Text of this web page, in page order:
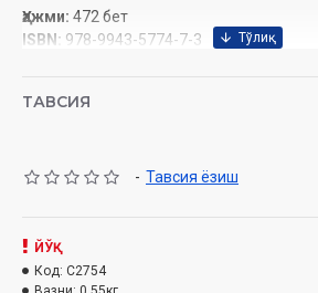
Ҳажми: 472 бет
ISBN: 978-9943-5774-7-3
Дин ишлари бўйича қўмитанинг 2020
Мазмуны
Кирисиў
ТАВСИЯ
- Тавсия ёзиш
ЙЎҚ
Код: C2754